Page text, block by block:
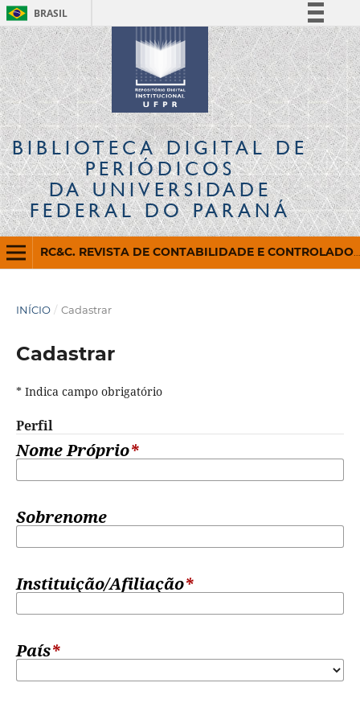
BRASIL
Simplifique!
Comunica BR
Participe
Acesso à informação
Legislação
Canais
BIBLIOTECA DIGITALDE
PERIÓDICOS
DA UNIVERSIDADE
FEDERAL DO PARANÁ
RC&C. REVISTA DE CONTABILIDADE E CONTROLADORIA
INÍCIO / Cadastrar
Cadastrar
* Indica campo obrigatório
Perfil
Nome Próprio*
Sobrenome
Instituição/Afiliação*
País*